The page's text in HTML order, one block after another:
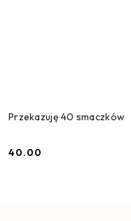
Przekazuję 40 smaczków
Cena:
40.00